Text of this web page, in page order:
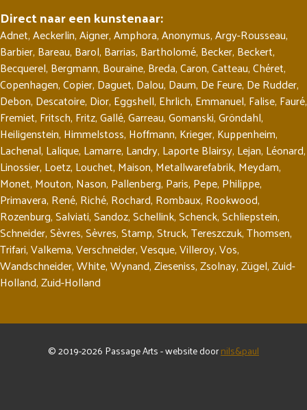
Direct naar een kunstenaar:
Adnet,Aeckerlin,Aigner,Amphora,Anonymus,Argy-Rousseau,
Barbier, Bareau, Barol, Barrias, Bartholomé, Becker, Beckert,
Becquerel, Bergmann, Bouraine, Breda,Caron,Catteau,Chéret,
Copenhagen,Copier, Daguet, Dalou, Daum, De Feure, De Rudder,
Debon, Descatoire, Dior, Eggshell, Ehrlich, Emmanuel, Falise, Fauré,
Fremiet, Fritsch, Fritz,Gallé,Garreau,Gomanski,Gröndahl,
Heiligenstein, Himmelstoss, Hoffmann, Krieger, Kuppenheim,
Lachenal, Lalique, Lamarre, Landry, Laporte Blairsy, Lejan, Léonard,
Linossier, Loetz, Louchet, Maison, Metallwarefabrik, Meydam,
Monet, Mouton, Nason, Pallenberg, Paris, Pepe, Philippe,
Primavera, René, Riché, Rochard, Rombaux, Rookwood,
Rozenburg,Salviati,Sandoz,Schellink,Schenck,Schliepstein,
Schneider,Sèvres,Sèvres,Stamp,Struck,Tereszczuk,Thomsen,
Trifari,Valkema,Verschneider,Vesque,Villeroy,Vos,
Wandschneider,White,Wynand,Zieseniss,Zsolnay,Zügel,Zuid-
Holland,Zuid-Holland
© 2019-2026 Passage Arts - website doornils&paul